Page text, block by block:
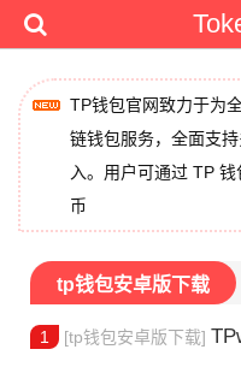
TP钱包官网致力于为
链钱包服务，全面支
入。用户可通过 TP
币
tp钱包安卓版下载
1 [tp钱包安卓版下载]